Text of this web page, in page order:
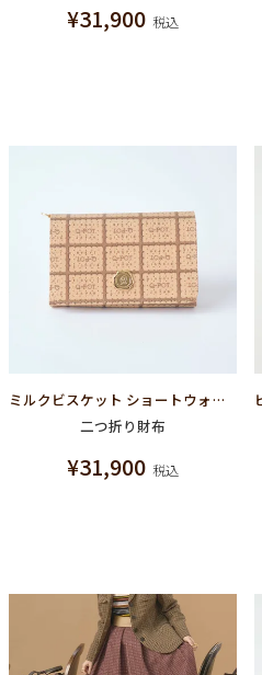
¥31,900 税込
ミルクビスケット ショートウォレット(二つ折り財布）
二つ折り財布
¥31,900 税込